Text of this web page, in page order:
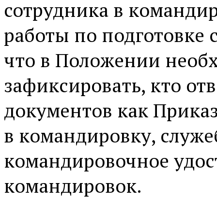
сотрудника в
работы по подготовке
что в Положении
зафиксировать, кто
документов как
в командировку,
командировочное
командировок.